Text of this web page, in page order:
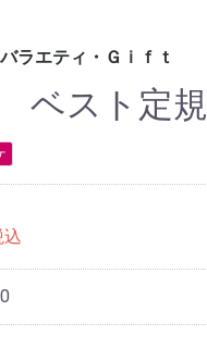
バラエティ・Ｇｉｆｔ
Wallet(財布)
時計
デジタル小物
バラエティグッズ
ファッション小物
京扇子
書籍ベスト定規
込